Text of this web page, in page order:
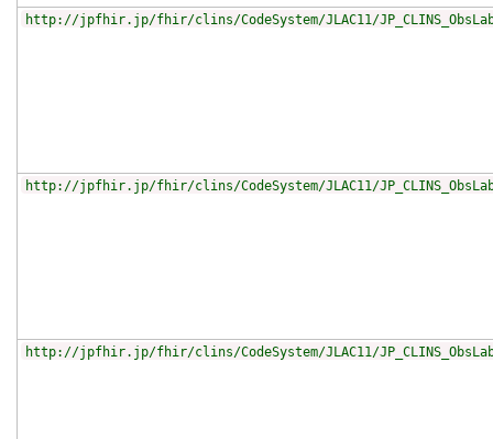
http://jpfhir.jp/fhir/clins/CodeSystem/JLAC11/
http://jpfhir.jp/fhir/clins/CodeSystem/JLAC11/
http://jpfhir.jp/fhir/clins/CodeSystem/JLAC11/